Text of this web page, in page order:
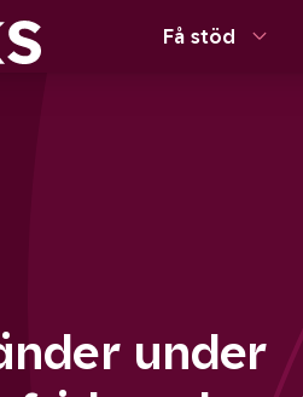
Få stöd
under